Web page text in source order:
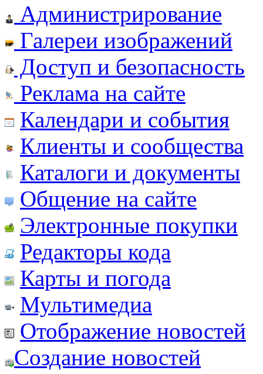
Администрирование
Галереи изображений
Доступ и безопасность
Реклама на сайте
Календари и события
Клиенты и сообщества
Каталоги и документы
Общение на сайте
Электронные покупки
Редакторы кода
Карты и погода
Мультимедиа
Отображение новостей
Создание новостей